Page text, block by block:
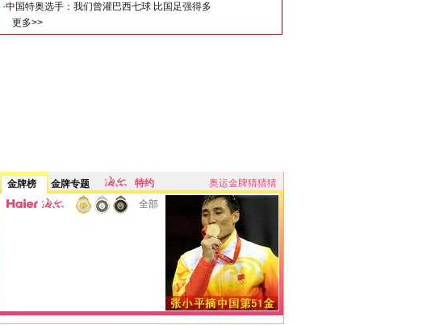
·中国特奥选手：我们曾灌巴西七球 比国足强得多
更多>>
金牌榜 金牌专题 特约
奥运金牌猜猜猜
全部